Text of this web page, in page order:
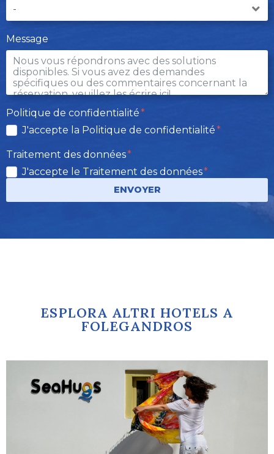
Message
Politique de confidentialité
J'accepte la Politique de confidentialité
Traitement des données
J'accepte le Traitement des données
ENVOYER
ESPLORA ALTRI HOTELS A
FOLEGANDROS